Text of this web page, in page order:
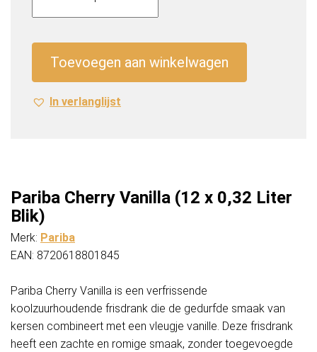
Vanilla
Liter
Blik)
Toevoegen aan winkelwagen
In verlanglijst
Pariba Cherry Vanilla (12 x 0,32 Liter
Blik)
Merk: Pariba
EAN: 8720618801845
Pariba Cherry Vanilla is een verfrissende
koolzuurhoudende frisdrank die de gedurfde smaak van
kersen combineert met een vleugje vanille. Deze frisdrank
heeft een zachte en romige smaak, zonder toegevoegde